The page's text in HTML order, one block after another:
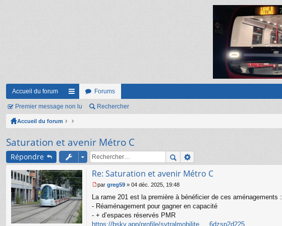
Accueil du forum
ac
co
ci
s
Forums
Premier message non lu Rechercher
Accueil du forum
Saturation et avenir Métro C
Répondre
Re: Saturation et avenir Métro C
e
s
s
par greg59 » 04 déc. 2025, 19:48
La rame 201 est la première à bénéficier de ces aménagements :
- Réaménagement pour gagner en capacité
- + d’espaces réservés PMR
https://bsky.app/profile/sytralmobilite ... 6dzsp2d225